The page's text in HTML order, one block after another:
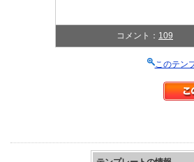
コメント： 109
このテン